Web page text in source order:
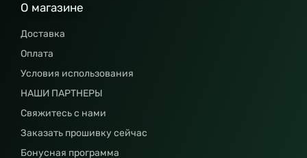
О магазине
Доставка
Оплата
Условия использования
НАШИ ПАРТНЕРЫ
Свяжитесь с нами
Заказать прошивку сейчас
Бонусная программа